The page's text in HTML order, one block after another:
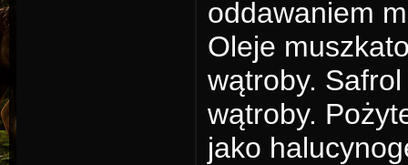
oddawaniem
Oleje
wątroby.
wątroby.
jako